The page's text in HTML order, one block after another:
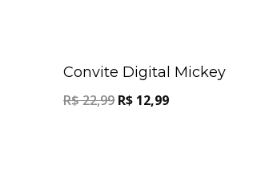
Convite Digital Mickey
R$22,99 R$ 12,99